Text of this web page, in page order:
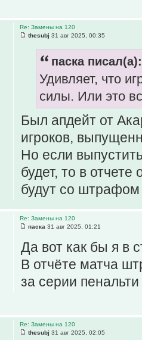
Re: Замены на 120
thesubj 31 авг 2025, 00:35
паска писал(а):
Удивляет, что
силы. Или это
Был апдейт от
игроков,
Но если
будет, то в
будут со штрафом
Re: Замены на 120
паска 31 авг 2025, 01:21
Да вот как бы я в
В отчёте матча
за серии
Re: Замены на 120
thesubj 31 авг 2025, 02:05